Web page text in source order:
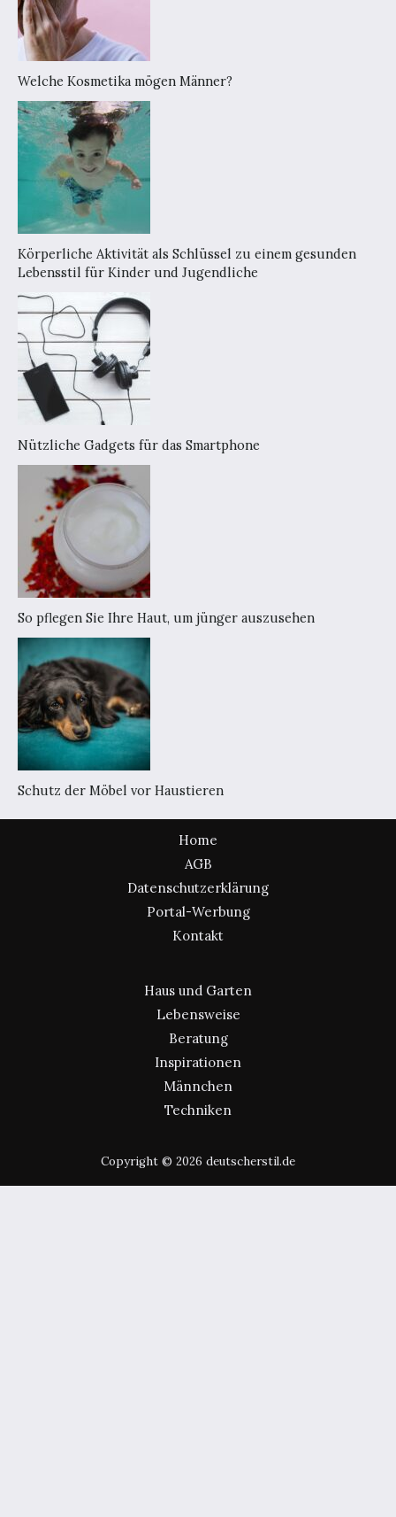
Welche Kosmetika mögen Männer?
Körperliche Aktivität als Schlüssel zu einem gesunden
Lebensstil für Kinder und Jugendliche
Nützliche Gadgets für das Smartphone
So pflegen Sie Ihre Haut, um jünger auszusehen
Schutz der Möbel vor Haustieren
Home
AGB
Datenschutzerklärung
Portal-Werbung
Kontakt
Haus und Garten
Lebensweise
Beratung
Inspirationen
Männchen
Techniken
Copyright © 2026 deutscherstil.de